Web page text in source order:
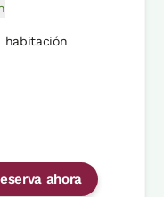
habitación
ahora